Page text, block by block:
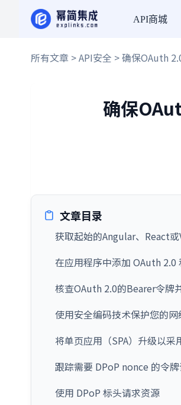
API商城
所有文章 >API安全 > 确保OAuth
确保
文章目录
获取起始的Angular、React或
在应用程序中添加 OAuth 2.0
核查OAuth 2.0的Bearer令牌
使用安全编码技术保护您的
将单页应用（SPA）升级以采
跟踪需要 DPoP nonce 的令
使用 DPoP 标头请求资源